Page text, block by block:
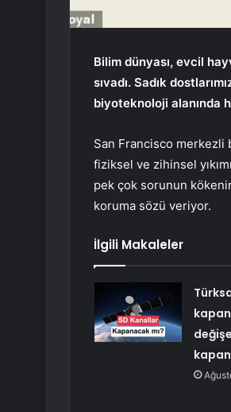
Bilim dünyası, evcil
sıvadı. Sadık
biyoteknoloji alanında
San Francisco merkezli
fiziksel ve zihinsel
pek çok sorunun
koruma sözü veriyor.
İlgili Makaleler